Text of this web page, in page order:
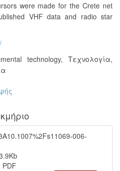
were made for the Crete net
VHF data and radio star
technology, Τεχνολογία,
006-
PDF